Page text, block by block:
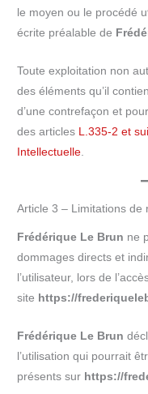
le moyen ou le procédé
écrite préalable de
Toute exploitation non
des éléments qu’il
d’une contrefaçon et
des articles L.335-2 et
Intellectuelle.
Article 3 – Limitations de
Frédérique Le Brun ne
dommages directs et
l’utilisateur, lors de
site https://
Frédérique Le Brun
l’utilisation qui pourrait
présents sur https://